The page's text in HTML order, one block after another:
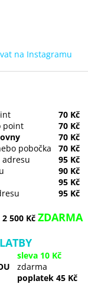
na Instagramu
70 Kč
point
70 Kč
70 Kč
pobočka
70 Kč
adresu
95 Kč
90 Kč
95 Kč
95 Kč
500 Kč ZDARMA
sleva 10 Kč
zdarma
poplatek 45 Kč